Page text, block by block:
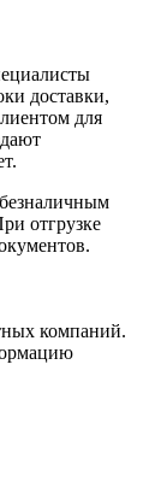
доставки,
для
отгрузке
компаний.